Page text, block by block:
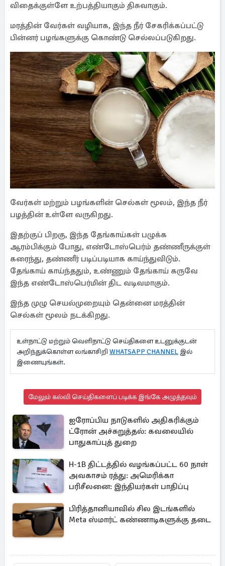
விதைக்குள்ளே உற்பத்தியாகும் திசுவாகும்.
மரத்தின் வேர்கள் வழியாக, இந்த நீர் சேகரிக்கப்பட்டு
பின்னர் பழங்களுக்கு கொண்டு செல்லப்படுகிறது.
வேர்கள் மற்றும் பழங்களின் செல்கள் மூலம், இந்த நீர்
பழத்தின் உள்ளே வருகிறது.
இதற்குப் பிறகு, இந்த தேங்காய்கள் பழுக்க
ஆரம்பிக்கும் போது, ​​எண்டோஸ்பெர்ம் தண்ணீருக்குள்
கரைந்து, தண்ணீர் படிப்படியாக காய்ந்துவிடும்.
தேங்காய் காய்ந்ததும், உண்ணும் தேங்காய் கருவே
இந்த எண்டோஸ்பெர்மின் திட வடிவமாகும்.
இந்த முழு செயல்முறையும் தென்னை மரத்தின்
செல்கள் மூலம் நடக்கிறது.
உள்நாட்டு மற்றும் வெளிநாட்டு செய்திகளை உடனுக்குடன்
அறிந்துக்கொள்ள லங்காசிறி WHATSAPP CHANNEL இல்
இணையுங்கள்.
மேலும் கல்வி செய்திகளைப் படிக்க இங்கே அழுத்தவும்
ஐரோப்பிய நாடுகளில் அதிகரிக்கும்
ட்ரோன் அச்சுறுத்தல்: கவலையில்
பாதுகாப்புத் துறை
H-1B திட்டத்தில் வழங்கப்பட்ட 60 நாள்
அவகாசம் ரத்து: அமெரிக்கா
பரிசீலனை: இந்தியர்கள் பாதிப்பு
பிரித்தானியாவில் சில இடங்களில்
Meta ஸ்மார்ட் கண்ணாடிகளுக்கு தடை